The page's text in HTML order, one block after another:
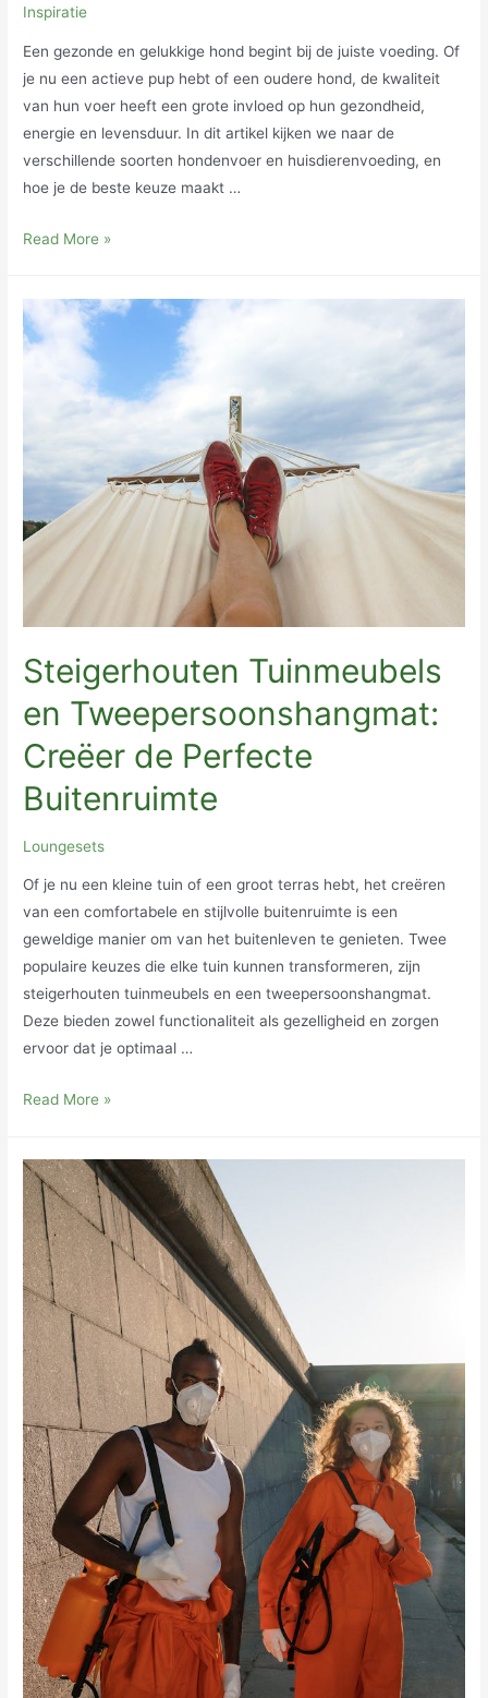
Inspiratie
Een gezonde en gelukkige hond begint bij de juiste voeding. Of
je nu een actieve pup hebt of een oudere hond, de kwaliteit
van hun voer heeft een grote invloed op hun gezondheid,
energie en levensduur. In dit artikel kijken we naar de
verschillende soorten hondenvoer en huisdierenvoeding, en
hoe je de beste keuze maakt …
Hondenvoer
De
Basis
Gezonde
Gelukkige
Huisdieren
Read More »
Steigerhouten Tuinmeubels
en Tweepersoonshangmat:
Creëer de Perfecte
Buitenruimte
Loungesets
Of je nu een kleine tuin of een groot terras hebt, het creëren
van een comfortabele en stijlvolle buitenruimte is een
geweldige manier om van het buitenleven te genieten. Twee
populaire keuzes die elke tuin kunnen transformeren, zijn
steigerhouten tuinmeubels en een tweepersoonshangmat.
Deze bieden zowel functionaliteit als gezelligheid en zorgen
ervoor dat je optimaal …
Steigerhouten
Tweepersoonshangmat:
Creëer
de
Perfecte
Buitenruimte
Read More »